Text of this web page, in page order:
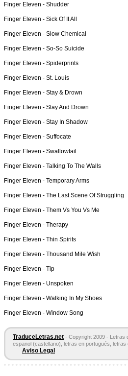
Finger Eleven - Shudder
Finger Eleven - Sick Of It All
Finger Eleven - Slow Chemical
Finger Eleven - So-So Suicide
Finger Eleven - Spiderprints
Finger Eleven - St. Louis
Finger Eleven - Stay & Drown
Finger Eleven - Stay And Drown
Finger Eleven - Stay In Shadow
Finger Eleven - Suffocate
Finger Eleven - Swallowtail
Finger Eleven - Talking To The Walls
Finger Eleven - Temporary Arms
Finger Eleven - The Last Scene Of Struggling
Finger Eleven - Them Vs You Vs Me
Finger Eleven - Therapy
Finger Eleven - Thin Spirits
Finger Eleven - Thousand Mile Wish
Finger Eleven - Tip
Finger Eleven - Unspoken
Finger Eleven - Walking In My Shoes
Finger Eleven - Window Song
TraduceLetras.net - Copyright 2009 - Letras
espanol (castellano), letras en portugués, letras
Aviso Legal